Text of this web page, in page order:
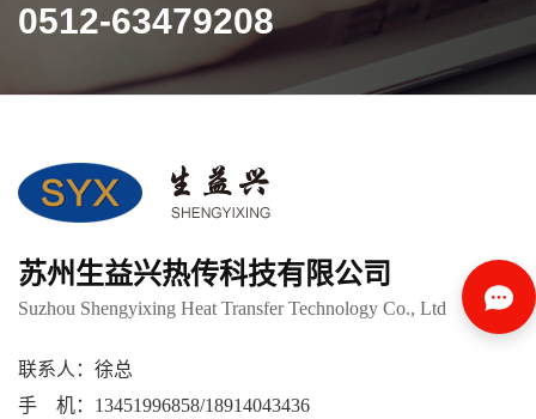
0512-63479208
苏州生益兴热传科技有限公司
Suzhou Shengyixing Heat Transfer Technology Co., Ltd
联系人：徐总
手 机：13451996858/18914043436